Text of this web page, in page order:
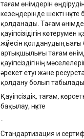
тағам өнімдерін
кезеңдерінде шекті нүкте
қолданады. Тағам
қауіпсізідігін
жүйесін қолданудың ьағы
артықшылығы тағам
қауіпсіздігінің
әрекет етуі және
қолдану болып табылады.
Қауіпсіздік, тағам,
бақылау, нүкте
-
Стандартизация и